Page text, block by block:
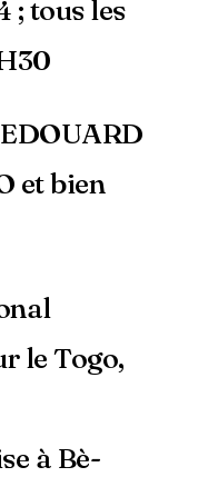
; tous les
et bien
le Togo,
à Bè-